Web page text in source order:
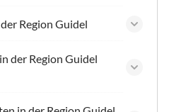
Region Guidel
der Region Guidel